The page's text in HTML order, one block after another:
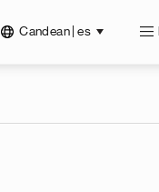
Candean | es